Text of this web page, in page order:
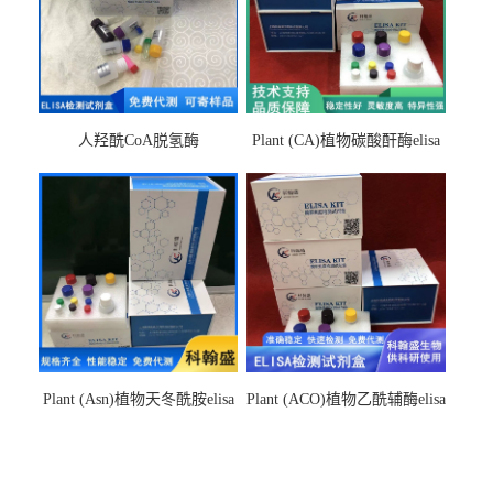
人羟酰CoA脱氢酶
Plant (CA)植物碳酸酐酶elisa
Plant (Asn)植物天冬酰胺elisa
Plant (ACO)植物乙酰辅酶elisa